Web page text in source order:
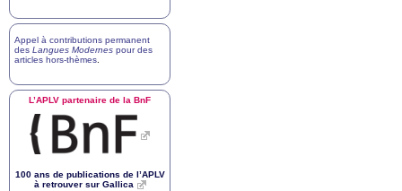
Appel à contributions permanent
des Langues Modernes pour des
articles hors-thèmes
L’APLV partenaire de la BnF
100 ans de publications de l’APLV
à retrouver sur Gallica